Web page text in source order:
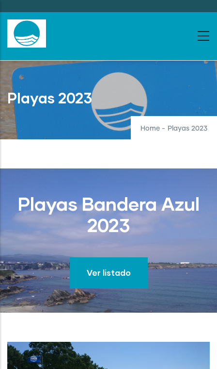
to
main
content
Playas 2023
Home - Playas 2023
Playas Bandera Azul
2023
Ver listado